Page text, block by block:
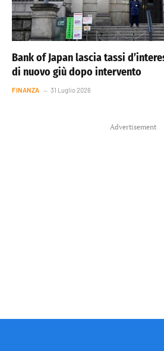
Bank of Japan lascia tassi
di nuovo giù dopo intervento
FINANZA 31 Luglio 2026
Advertisement